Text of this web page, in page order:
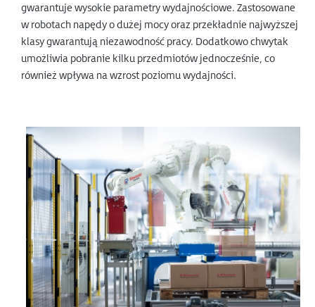
gwarantuje wysokie parametry wydajnościowe. Zastosowane
w robotach napędy o dużej mocy oraz przekładnie najwyższej
klasy gwarantują niezawodność pracy. Dodatkowo chwytak
umożliwia pobranie kilku przedmiotów jednocześnie, co
również wpływa na wzrost poziomu wydajności.